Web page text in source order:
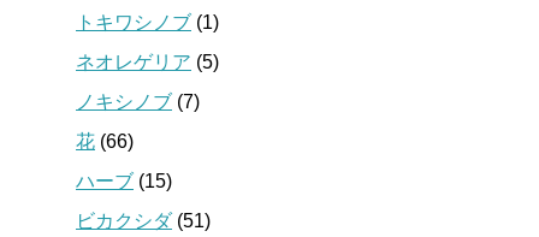
トキワシノブ (1)
ネオレゲリア (5)
ノキシノブ (7)
花 (66)
ハーブ (15)
ビカクシダ(51)